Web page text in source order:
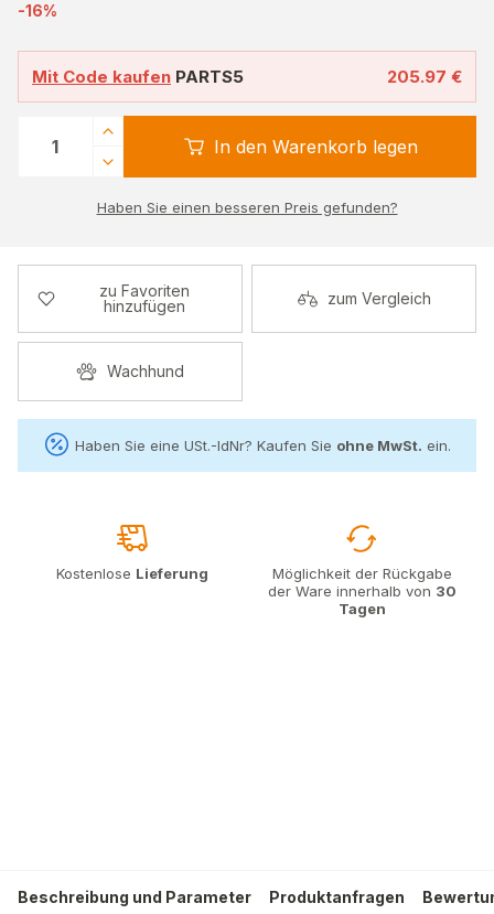
-16%
Mit Code kaufen PARTS5 205.97 €
In den Warenkorb legen
Haben Sie einen besseren Preis gefunden?
zu Favoriten
hinzufügen
zum Vergleich
Wachhund
Haben Sie eine USt.-IdNr? Kaufen Sie ohne MwSt. ein.
Kostenlose Lieferung
Möglichkeit der Rückgabe
der Ware innerhalb von 30
Tagen
Beschreibung und Parameter Produktanfragen